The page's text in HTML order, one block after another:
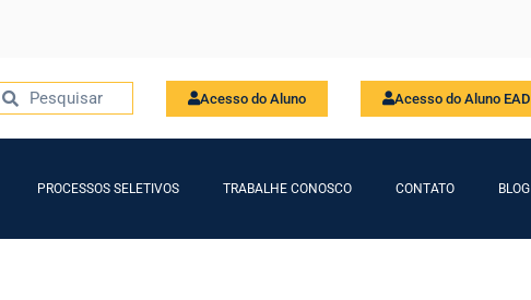
Acesso do Aluno Acesso do Aluno EAD
PROCESSOS SELETIVOS TRABALHE CONOSCO CONTATO BLOG